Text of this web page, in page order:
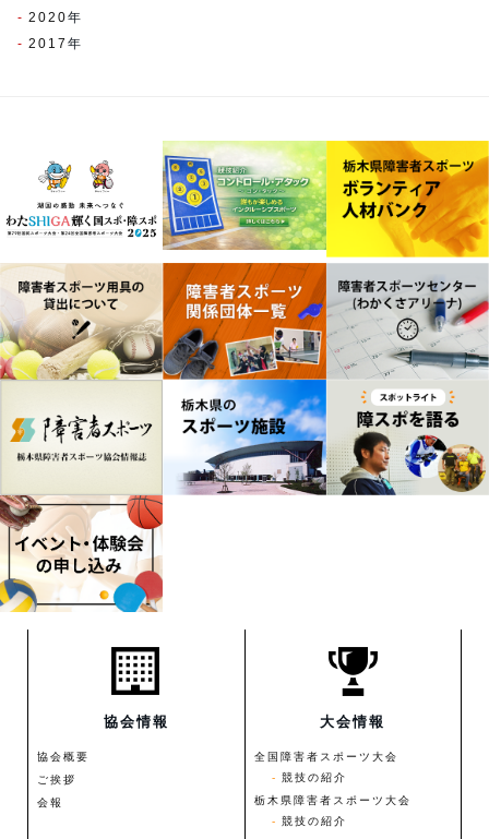
2020年
2017 年
協会情報
協会概要
ご挨拶
会報
大会情報
全国障害者スポーツ大会
競技の紹介
栃木県障害者スポーツ大会
競技の紹介